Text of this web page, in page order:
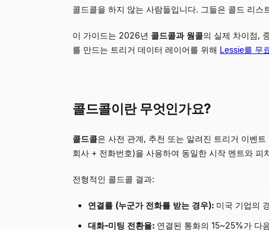
콜드콜을 하지 않는 사람들입니다. 그들은 콜드 리
이 가이드는 2026년 콜드콜과 웜콜의 실제 차이점,
를 만드는 트리거 데이터 레이어를 위해 Lessie를 무
콜드콜이란 무엇인가요?
콜드콜은 사전 관계, 추천 또는 알려진 트리거 이벤
회사 + 전화번호)을 사용하여 동일한 시작 멘트와 피
전형적인 콜드콜 결과:
연결률 (누군가 전화를 받는 경우): 미국 기업의
대화-미팅 전환율: 연결된 통화의 15~25%가 다